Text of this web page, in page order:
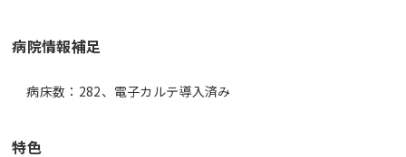
病院情報補足
病床数：282、電子カルテ導入済み
特色